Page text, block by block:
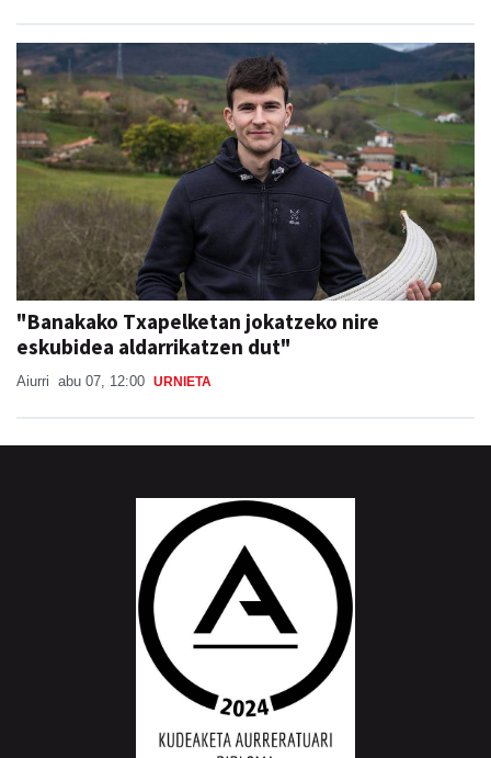
"Banakako Txapelketan jokatzeko nire
eskubidea aldarrikatzen dut"
Aiurri abu 07, 12:00 URNIETA